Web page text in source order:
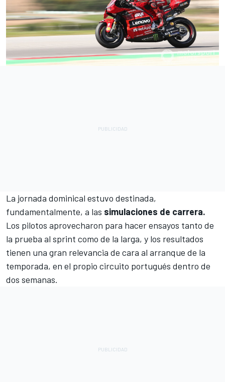
La jornada dominical estuvo destinada,
fundamentalmente, a las simulaciones de carrera.
Los pilotos aprovecharon para hacer ensayos tanto de
la prueba al sprint como de la larga, y los resultados
tienen una gran relevancia de cara al arranque de la
temporada, en el propio circuito portugués dentro de
dos semanas.